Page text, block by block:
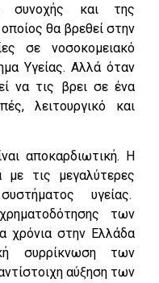
συνοχής και της
θα βρεθεί στην
σε νοσοκομειακό
Υγείας. Αλλά όταν
να τις βρει σε ένα
λειτουργικό και
αποκαρδιωτική. Η
με τις μεγαλύτερες
υγείας.
των
χρόνια στην Ελλάδα
συρρίκνωση των
αύξηση των